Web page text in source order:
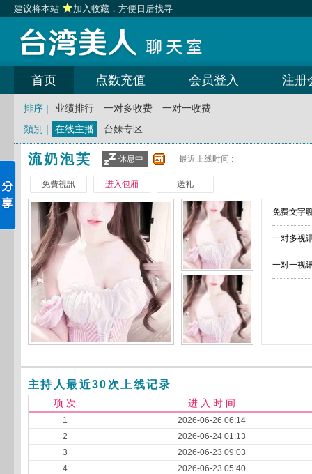
建议将本站 加入收藏 ，方便日后找寻
首页 点数充值 会员登入 注册
排序 | 业绩排行 一对多收费
一对一收费
類別 |
在线主播 台妹专区
流奶泡芙 休息中 最近上线时间 :
免費視訊 进入包厢 送礼
免费文字
一对多视
一对一视
主持人最近30次上线记录
项 次 进 入 时 间
1
2026-06-26 06:14
2
2026-06-24 01:13
3
2026-06-23 09:03
4
2026-06-23 05:40